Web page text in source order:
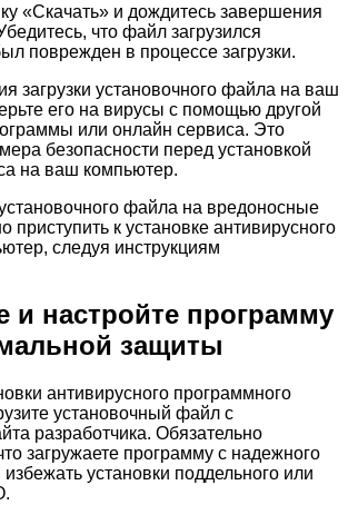
«Скачать» и дождитесь завершения
что файл загрузился
поврежден в процессе загрузки.
загрузки установочного файла на ваш
его на вирусы с помощью другой
или онлайн сервиса. Это
безопасности перед установкой
на ваш компьютер.
файла на вредоносные
к установке антивирусного
следуя инструкциям
и настройте программу
защиты
антивирусного программного
установочный файл с
разработчика. Обязательно
загружаете программу с надежного
установки поддельного или